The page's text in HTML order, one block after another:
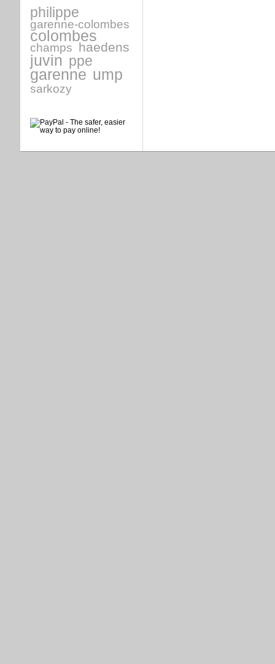
philippe
garenne-colombes
colombes
champs haedens
juvin ppe
garenne ump
sarkozy